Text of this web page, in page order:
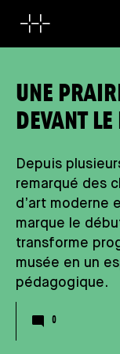
UNE
DEVANT LE
Depuis
remarqué des
d’art moderne
marque le
transforme
musée en un
pédagogique.
Nombre de
0